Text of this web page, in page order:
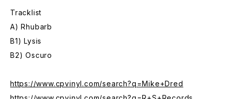
Tracklist
A) Rhubarb
B1) Lysis
B2) Oscuro
https://www.cpvinyl.com/search?q=Mike+Dred